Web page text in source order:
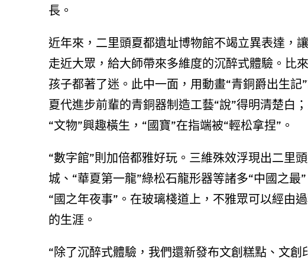
長。
近年來，二里頭夏都遺址博物館不竭立異表達，
走近大眾，給大師帶來多維度的沉醉式體驗。比
孩子都著了迷。此中一面，用動畫“青銅爵出生
夏代進步前輩的青銅器制造工藝“說”得明清楚白
“文物”興趣橫生，“國寶”在指端被“輕松拿捏”。
“數字館”則加倍都雅好玩。三維殊效浮現出二里
城、“華夏第一龍”綠松石龍形器等諸多“中國之
“國之年夜事”。在玻璃棧道上，不雅眾可以經由
的生涯。
“除了沉醉式體驗，我們還新發布文創糕點、文創